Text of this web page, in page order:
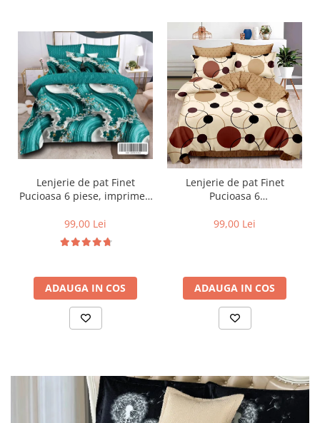
Lenjerie de pat Finet
Pucioasa 6 piese, imprimeu
alb și auriu-R619
99,00 Lei
ADAUGA IN COS
Lenjerie de pat Finet
Pucioasa 6
si buline-R369
99,00 Lei
ADAUGA IN COS